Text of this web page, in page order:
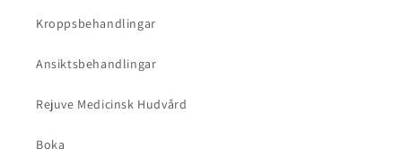
Kroppsbehandlingar
Ansiktsbehandlingar
Rejuve Medicinsk Hudvård
Boka